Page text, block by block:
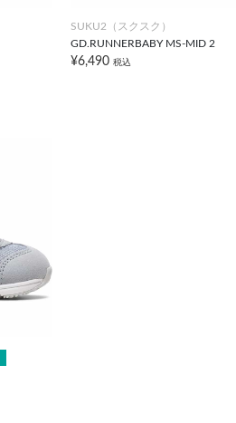
SUKU2（スクスク）
GD.RUNNERBABY MS-MID 2
¥6,490 税込